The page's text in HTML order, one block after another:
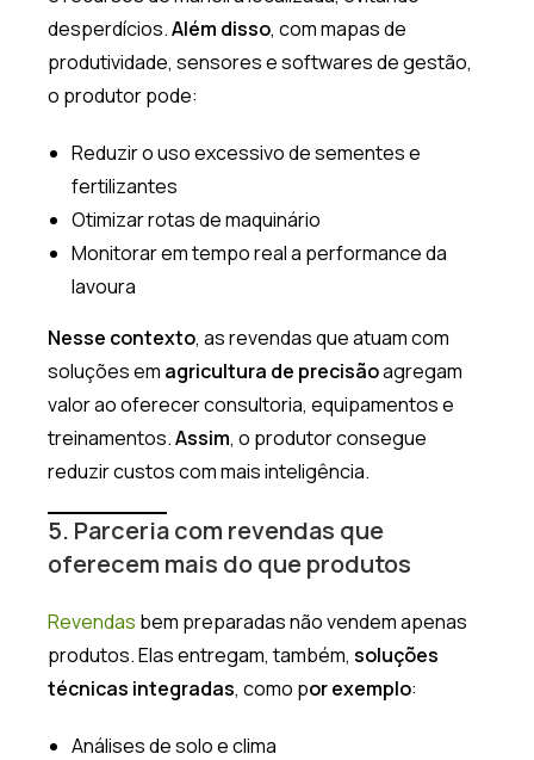
desperdícios.Além disso, com mapas de
produtividade, sensores e softwares de gestão,
o produtor pode:
Reduzir o uso excessivo de sementes e
fertilizantes
Otimizar rotas de maquinário
Monitorar em tempo real a performance da
lavoura
Nesse contexto, as revendas que atuam com
soluções em agricultura de precisãoagregam
valor ao oferecer consultoria, equipamentos e
treinamentos.Assim, o produtor consegue
reduzir custos com mais inteligência.
5. Parceria com revendas que
oferecem mais do que produtos
Revendas bem preparadas não vendem apenas
produtos. Elas entregam, também, soluções
técnicas integradas, como por exemplo:
Análises de solo e clima